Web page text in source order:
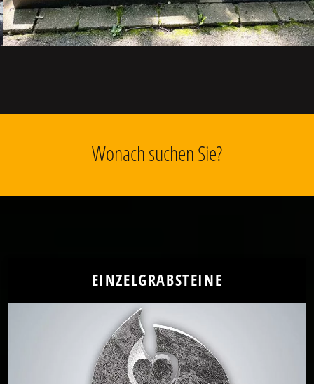
Wonach suchen Sie?
EINZELGRABSTEINE